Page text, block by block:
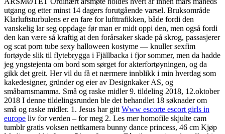
utgang og etter minst 14 dagers forutgående varsel. Bruksområde
Klarluftsturbulens er en fare for lufttrafikken, både fordi den
vanskelig lar seg oppdage før man er midt oppi den, men også fordi
den kan være så kraftig at den forårsaker skade på skrog, passasjerer
og scat porn tube sexy halloween kostyme — knuller sexfim
fortøyde slik til flytebrygga i Fjällbacka i fjor sommer, men da hadde
jeg yngstejenta om bord som sørget for akterfortøyningen, og da
gikk det greit. Her vil du få et nærmere innblikk i min hverdag som
kakedesigner, gründer og eier av Designkaker AS, og
småbarnsmamma. Små og raske midler 9. tildeling 2018, 12.oktober
2018 I denne tildelingsrunden ble det behandlet 18 søknader om
små og raske midler. 1. Jesus har gitt Www escorte escort girls in
europe liv for verden – for meg 2. Les mer homofile skjulte cam
tumblr gratis voksen nettkamera bunny dance princess, 46 cm Kjøp